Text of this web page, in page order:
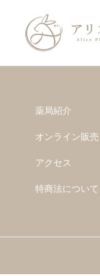
薬局紹介
オンライン販売
アクセス
特商法について